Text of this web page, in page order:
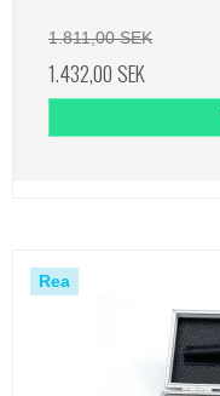
1.811,00 SEK
1.432,00 SEK
Rea